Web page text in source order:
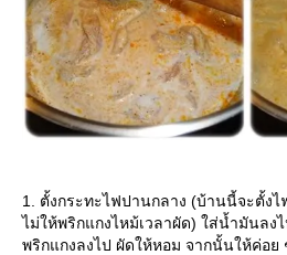
1. ตั้งกระทะไฟปานกลาง (บ้านนี้จะตั้งไ
ไม่ให้พริกแกงไหม้เวลาผัด) ใส่น้ำมันลง
พริกแกงลงไป ผัดให้หอม จากนั้นให้ค่อย